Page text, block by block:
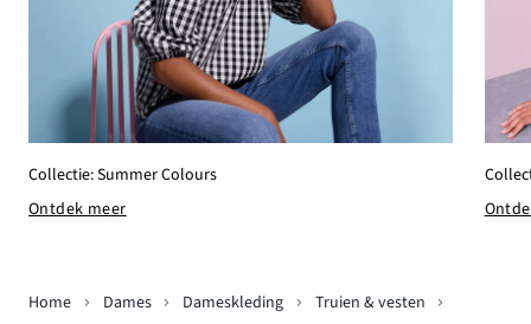
Collectie: Summer Colours
Ontdek meer
Home Dames Dameskleding
Truien & vesten